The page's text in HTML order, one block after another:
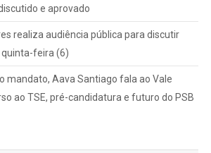
e aprovado
realiza audiência pública para discutir
quinta-feira (6)
mandato, Aava Santiago fala ao Vale
ao TSE, pré-candidatura e futuro do PSB